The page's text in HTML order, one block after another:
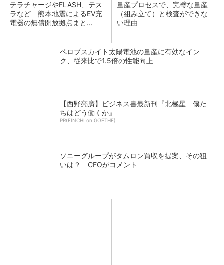
テラチャージやFLASH、テス
ラなど 熊本地震によるEV充
電器の無償開放拠点まと...
量産プロセスで、完璧な量産
（組み立て）と検査ができな
い理由
ペロブスカイト太陽電池の量産に有効なイン
ク、従来比で1.5倍の性能向上
【西野亮廣】ビジネス書最新刊『北極星 僕た
ちはどう働くか』
PR(FINCHI on GOETHE)
ソニーグループがタムロン買収を提案、その狙
いは？ CFOがコメント